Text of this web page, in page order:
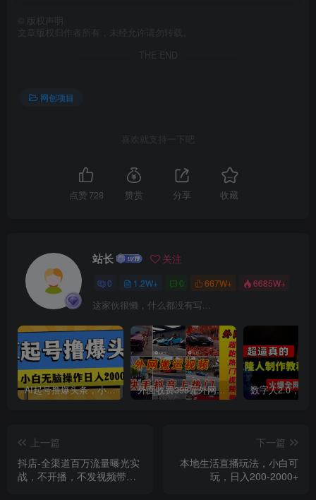
版权声明
文章版权归作者所有，未经允许请勿转载。
THE END
网创项目
喜欢就支持一下吧
点赞 728 赞赏 分享 收藏
站长 关注
0 1.2W+ 0 667W+ 6685W+
这家伙很懒，什么都没有写...
AI起号撸爆头条，小白也能操作，日入2000+ 外面收费398元外网超跑豪车汽车视频搬运至快手抖音上热门项目
上一篇
抖店-全渠道百万流量曝光实
战，不开播，不发视频带货
下一篇
本地生活直播玩法，小白可
玩，日入200-2000+